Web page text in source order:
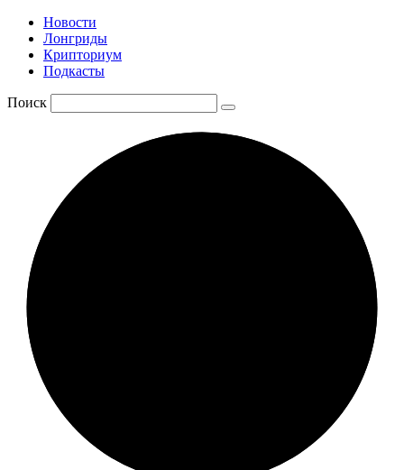
Новости
Лонгриды
Крипториум
Подкасты
Поиск